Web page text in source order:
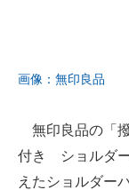
画像：無印良品
無印良品の「
付き ショルダ
えたショルダー